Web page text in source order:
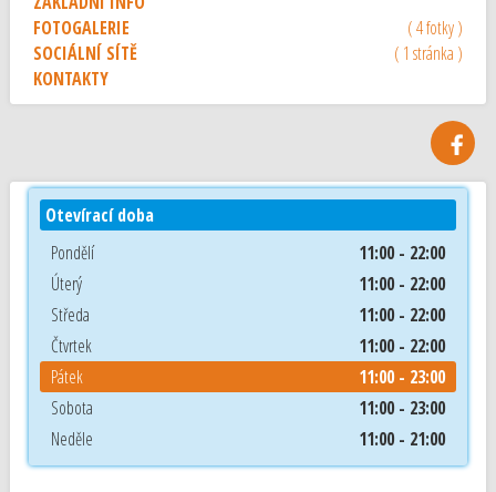
FOTOGALERIE
( 4 fotky )
SOCIÁLNÍ SÍTĚ
( 1 stránka )
KONTAKTY
Otevírací doba
Pondělí
11:00 - 22:00
Úterý
11:00 - 22:00
Středa
11:00 - 22:00
Čtvrtek
11:00 - 22:00
Pátek
11:00 - 23:00
Sobota
11:00 - 23:00
Neděle
11:00 - 21:00